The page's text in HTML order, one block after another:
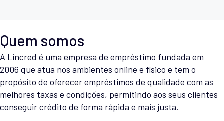
Quem somos
A Lincred é uma empresa de empréstimo fundada em
2006 que atua nos ambientes online e físico e tem o
propósito de oferecer empréstimos de qualidade com as
melhores taxas e condições, permitindo aos seus clientes
conseguir crédito de forma rápida e mais justa.